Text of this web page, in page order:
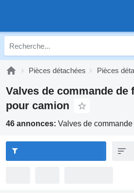
Pièces détachées Pièces
Valves de commande de
pour camion
46 annonces: Valves de